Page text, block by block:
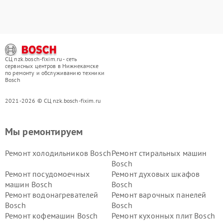
СЦ nzk.bosch-fixim.ru - сеть
сервисных центров в Нижнекамске
по ремонту и обслуживанию техники
Bosch
2021-2026 © СЦ nzk.bosch-fixim.ru
Мы ремонтируем
Ремонт холодильников BoschРемонт стиральных машин
Bosch
Ремонт посудомоечных
машин Bosch
Ремонт духовых шкафов
Bosch
Ремонт водонагревателей
Bosch
Ремонт варочных панелей
Bosch
Ремонт кофемашин Bosch
Ремонт кухонных плит Bosch